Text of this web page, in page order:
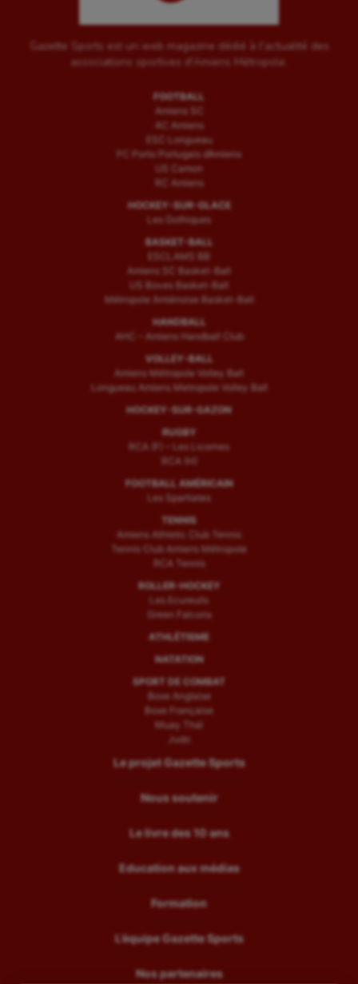
Gazette Sports est un web magazine dédié à l'actualité des
associations sportives d'Amiens Métropole.
FOOTBALL
Amiens SC
AC Amiens
ESC Longueau
FC Porto Portugais d’Amiens
US Camon
RC Amiens
HOCKEY-SUR-GLACE
Les Gothiques
BASKET-BALL
ESCLAMS BB
Amiens SC Basket-Ball
US Boves Basket-Ball
Métropole Amiénoise Basket-Ball
HANDBALL
AHC – Amiens Handball Club
VOLLEY-BALL
Amiens Métropole Volley Ball
Longueau Amiens Metropole Volley Ball
HOCKEY-SUR-GAZON
RUGBY
RCA (F) – Les Licornes
RCA (H)
FOOTBALL AMÉRICAIN
Les Spartiates
TENNIS
Amiens Athletic Club Tennis
Tennis Club Amiens Métropole
RCA Tennis
ROLLER-HOCKEY
Les Ecureuils
Green Falcons
ATHLÉTISME
NATATION
SPORT DE COMBAT
Boxe Anglaise
Boxe Française
Muay Thaï
Judo
Le projet Gazette Sports
Nous soutenir
Le livre des 10 ans
Education aux médias
Formation
L’équipe Gazette Sports
Nos partenaires